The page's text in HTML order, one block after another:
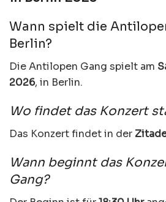
Wann spielt die
Berlin?
Die Antilopen Gang spielt am
2026, in Berlin.
Wo findet das Konzert
Das Konzert findet in der
Wann beginnt das
Gang?